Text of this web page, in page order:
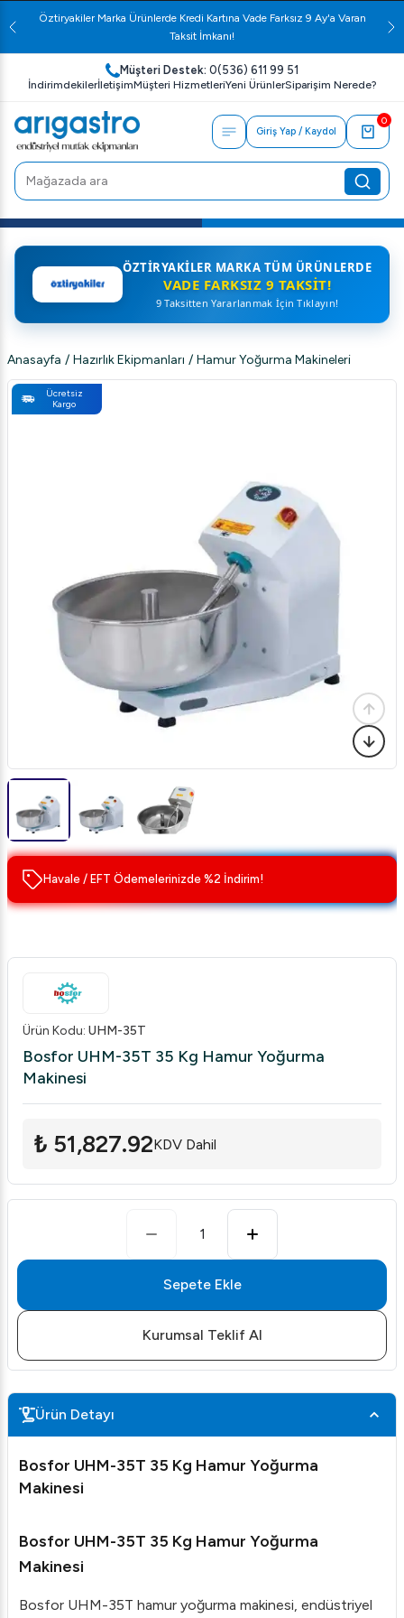
Öztiryakiler Marka Ürünlerde Kredi Kartına Vade Farksız 9 Ay'a Varan
Taksit İmkanı!
Müşteri Destek: 0(536) 611 99 51
İndirimdekilerİletişimMüşteri HizmetleriYeni ÜrünlerSiparişim Nerede?
Giriş Yap / Kaydol
0
ÖZTIRYAKILER MARKA TÜM ÜRÜNLERDE
VADE FARKSIZ 9 TAKSIT!
9 Taksitten Yararlanmak İçin Tıklayın!
Anasayfa / Hazırlık Ekipmanları / Hamur Yoğurma Makineleri
Ücretsiz
Kargo
Havale / EFT Ödemelerinizde %2 İndirim!
Ürün Kodu: UHM-35T
Bosfor UHM-35T 35 Kg Hamur Yoğurma
Makinesi
₺ 51,827.92KDV Dahil
1
Sepete Ekle
Kurumsal Teklif Al
Ürün Detayı
Bosfor UHM-35T 35 Kg Hamur Yoğurma
Makinesi
Bosfor UHM-35T 35 Kg Hamur Yoğurma
Makinesi
Bosfor UHM-35T hamur yoğurma makinesi, endüstriyel